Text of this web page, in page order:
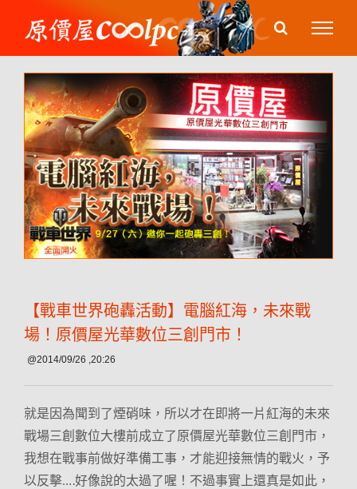
content
【戰車世界砲轟活動】電腦紅海，未來戰
場！原價屋光華數位三創門市！
@2014/09/26 ,20:26
就是因為聞到了煙硝味，所以才在即將一片紅海的未來
戰場三創數位大樓前成立了原價屋光華數位三創門市，
我想在戰事前做好準備工事，才能迎接無情的戰火，予
以反擊….好像說的太過了喔！不過事實上還真是如此，